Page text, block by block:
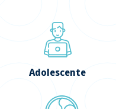
Adolescente